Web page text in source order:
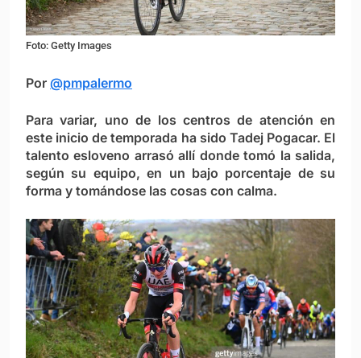
Foto: Getty Images
Por @pmpalermo
Para variar, uno de los centros de atención en
este inicio de temporada ha sido Tadej Pogacar. El
talento esloveno arrasó allí donde tomó la salida,
según su equipo, en un bajo porcentaje de su
forma y tomándose las cosas con calma.